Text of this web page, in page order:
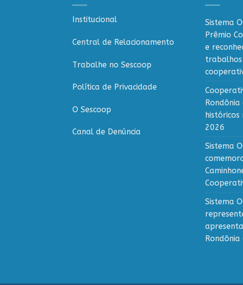
Institucional
Central de Relacionamento
Trabalhe no Sescoop
Política de Privacidade
O Sescoop
Canal de Denúncia
Sistema
Prêmio
e
trabalhos
2026
Sistema
Sistema
Rondônia